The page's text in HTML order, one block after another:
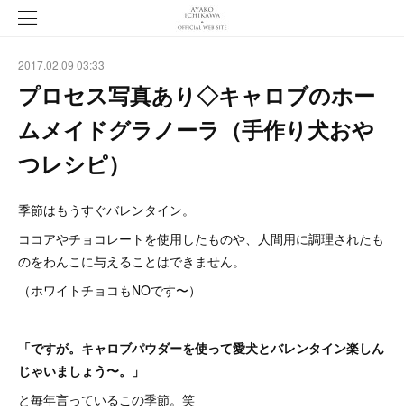
2017.02.09 03:33
プロセス写真あり◇キャロブのホー
ムメイドグラノーラ（手作り犬おや
つレシピ）
季節はもうすぐバレンタイン。
ココアやチョコレートを使用したものや、人間用に調理されたも
のをわんこに与えることはできません。
（ホワイトチョコもNOです〜）
「ですが。キャロブパウダーを使って愛犬とバレンタイン楽しん
じゃいましょう〜。」
と毎年言っているこの季節。笑